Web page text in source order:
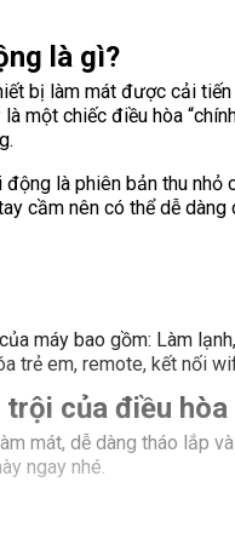
là gì?
bị làm mát được cải
một chiếc điều hòa
là phiên bản thu
cầm nên có thể dễ
máy bao gồm: Làm
trẻ em, remote, kết nối
của điều
mát, dễ dàng tháo lắp
ngay nhé.